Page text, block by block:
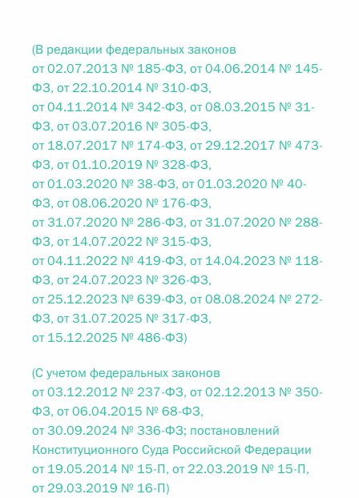
(В редакции федеральных законов
от 02.07.2013 № 185-ФЗ, от 04.06.2014 № 145-
ФЗ, от 22.10.2014 № 310-ФЗ,
от 04.11.2014 № 342-ФЗ, от 08.03.2015 № 31-
ФЗ, от 03.07.2016 № 305-ФЗ,
от 18.07.2017 № 174-ФЗ, от 29.12.2017 № 473-
ФЗ, от 01.10.2019 № 328-ФЗ,
от 01.03.2020 № 38-ФЗ, от 01.03.2020 № 40-
ФЗ, от 08.06.2020 № 176-ФЗ,
от 31.07.2020 № 286-ФЗ, от 31.07.2020 № 288-
ФЗ, от 14.07.2022 № 315-ФЗ,
от 04.11.2022 № 419-ФЗ, от 14.04.2023 № 118-
ФЗ, от 24.07.2023 № 326-ФЗ,
от 25.12.2023 № 639-ФЗ, от 08.08.2024 № 272-
ФЗ, от 31.07.2025 № 317-ФЗ,
от 15.12.2025 № 486-ФЗ)
(С учетом федеральных законов
от 03.12.2012 № 237-ФЗ, от 02.12.2013 № 350-
ФЗ, от 06.04.2015 № 68-ФЗ,
от 30.09.2024 № 336-ФЗ; постановлений
Конституционного Суда Российской Федерации
от 19.05.2014 № 15-П, от 22.03.2019 № 15-П,
от 29.03.2019 № 16-П)